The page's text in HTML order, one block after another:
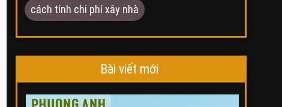
cách tính chi phí xây nhà
Bài viết mới